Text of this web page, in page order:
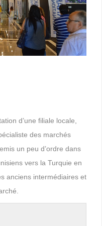
d’une filiale locale,
des marchés
un peu d’ordre dans
vers la Turquie en
anciens intermédiaires et